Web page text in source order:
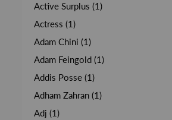
Active Surplus (1)
Actress (1)
Adam Chini (1)
Adam Feingold (1)
Addis Posse (1)
Adham Zahran (1)
Adj (1)